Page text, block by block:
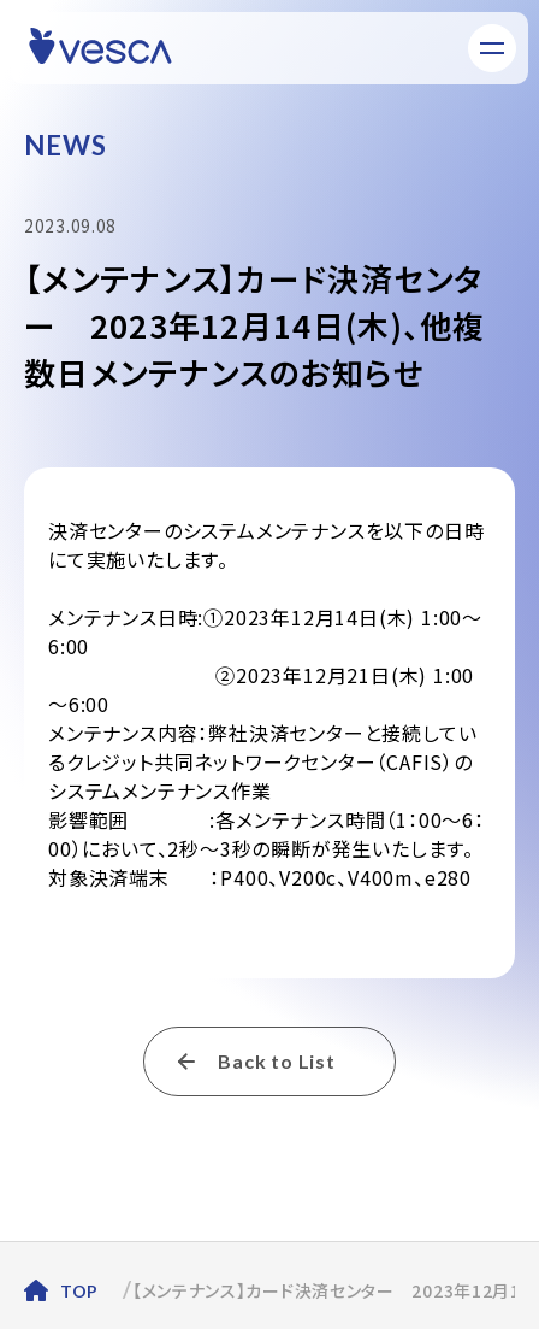
NEWS
2023.09.08
【メンテナンス】カード決済センタ
ー 2023年12月14日(木)、他複
数日メンテナンスのお知らせ
決済センターのシステムメンテナンスを以下の日時
にて実施いたします。
メンテナンス日時:①2023年12月14日(木) 1:00～
6:00
②2023年12月21日(木) 1:00
～6:00
メンテナンス内容：弊社決済センターと接続してい
るクレジット共同ネットワークセンター（CAFIS）の
システムメンテナンス作業
影響範囲 :各メンテナンス時間（1：00～6：
00）において、2秒～3秒の瞬断が発生いたします。
対象決済端末 ：P400、V200c、V400m、e280
Back to List
TOP 【メンテナンス】カード決済センター 2023年12月